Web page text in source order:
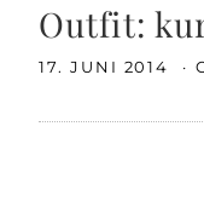
Outfit:
17. JUNI 2014